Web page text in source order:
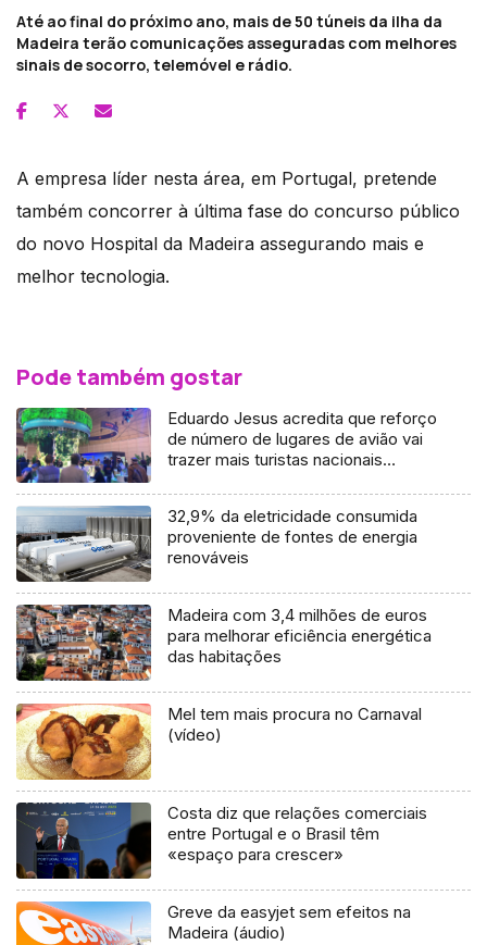
Até ao final do próximo ano, mais de 50 túneis da ilha da
Madeira terão comunicações asseguradas com melhores
sinais de socorro, telemóvel e rádio.
A empresa líder nesta área, em Portugal, pretende
também concorrer à última fase do concurso público
do novo Hospital da Madeira assegurando mais e
melhor tecnologia.
Pode também gostar
Eduardo Jesus acredita que reforço
de número de lugares de avião vai
trazer mais turistas nacionais
32,9% da eletricidade consumida
proveniente de fontes de energia
renováveis
Madeira com 3,4 milhões de euros
para melhorar eficiência energética
das habitações
Mel tem mais procura no Carnaval
(vídeo)
Costa diz que relações comerciais
entre Portugal e o Brasil têm
«espaço para crescer»
Greve da easyjet sem efeitos na
Madeira (áudio)